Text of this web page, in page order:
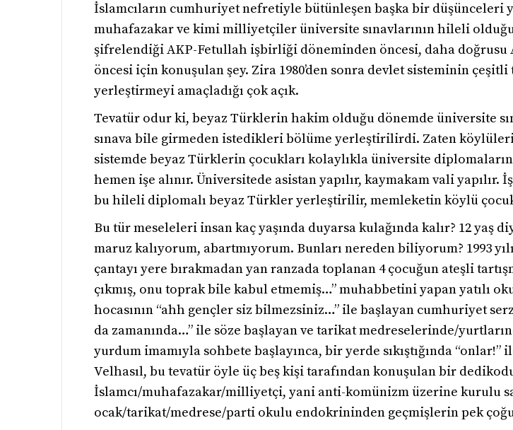
İslamcıların cumhuriyet nefretiyle bütünleşen başka bir düşünceleri
muhafazakar ve kimi milliyetçiler üniversite sınavlarının hileli
şifrelendiği AKP-Fetullah işbirliği döneminden öncesi, daha doğrusu
öncesi için konuşulan şey. Zira 1980’den sonra devlet sisteminin
yerleştirmeyi amaçladığı çok açık.
Tevatür odur ki, beyaz Türklerin hakim olduğu dönemde üniversite
sınava bile girmeden istedikleri bölüme yerleştirilirdi. Zaten
sistemde beyaz Türklerin çocukları kolaylıkla üniversite
hemen işe alınır. Üniversitede asistan yapılır, kaymakam vali
bu hileli diplomalı beyaz Türkler yerleştirilir, memleketin köylü
Bu tür meseleleri insan kaç yaşında duyarsa kulağında kalır? 12 yaş
maruz kalıyorum, abartmıyorum. Bunları nereden biliyorum? 1993
çantayı yere bırakmadan yan ranzada toplanan 4 çocuğun ateşli
çıkmış, onu toprak bile kabul etmemiş…” muhabbetini yapan yatılı
hocasının “ahh gençler siz bilmezsiniz…” ile başlayan cumhuriyet
da zamanında…” ile söze başlayan ve tarikat medreselerinde/
yurdum imamıyla sohbete başlayınca, bir yerde sıkıştığında
Velhasıl, bu tevatür öyle üç beş kişi tarafından konuşulan bir
İslamcı/muhafazakar/milliyetçi, yani anti-komünizm üzerine kurulu
ocak/tarikat/medrese/parti okulu endokrininden geçmişlerin pek